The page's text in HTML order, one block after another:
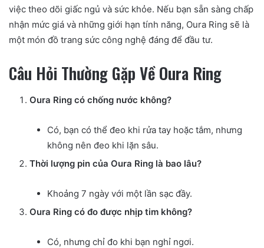
việc theo dõi giấc ngủ và sức khỏe. Nếu bạn sẵn sàng chấp
nhận mức giá và những giới hạn tính năng, Oura Ring sẽ là
một món đồ trang sức công nghệ đáng để đầu tư.
Câu Hỏi Thường Gặp Về Oura Ring
Oura Ring có chống nước không?
Có, bạn có thể đeo khi rửa tay hoặc tắm, nhưng
không nên đeo khi lặn sâu.
Thời lượng pin của Oura Ring là bao lâu?
Khoảng 7 ngày với một lần sạc đầy.
Oura Ring có đo được nhịp tim không?
Có, nhưng chỉ đo khi bạn nghỉ ngơi.